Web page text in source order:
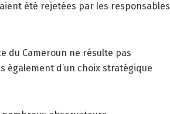
été rejetées par les responsables
du Cameroun ne résulte pas
également d’un choix stratégique